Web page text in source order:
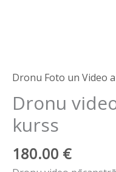
Dronu Foto un Video
Dronu
kurss
180.00 €